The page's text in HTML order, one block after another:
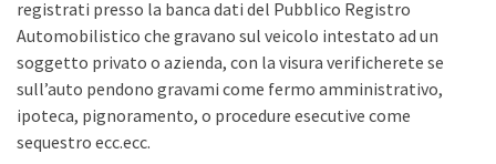
registrati presso la banca dati del Pubblico Registro
Automobilistico che gravano sul veicolo intestato ad un
soggetto privato o azienda, con la visura verificherete se
sull’auto pendono gravami come fermo amministrativo,
ipoteca, pignoramento, o procedure esecutive come
sequestro ecc.ecc.